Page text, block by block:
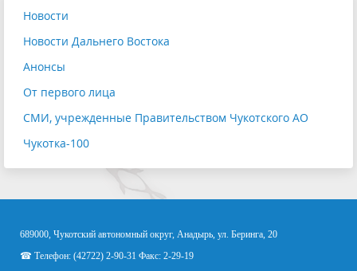
Новости
Новости Дальнего Востока
Анонсы
От первого лица
СМИ, учрежденные Правительством Чукотского АО
Чукотка-100
689000, Чукотский автономный округ, Анадырь, ул. Беринга, 20
☎ Телефон: (42722) 2-90-31 Факс: 2-29-19